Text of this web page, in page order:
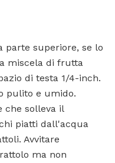
parte superiore, se lo
miscela di frutta
di testa 1/4-inch.
pulito e umido.
che solleva il
piatti dall'acqua
Avvitare
ma non